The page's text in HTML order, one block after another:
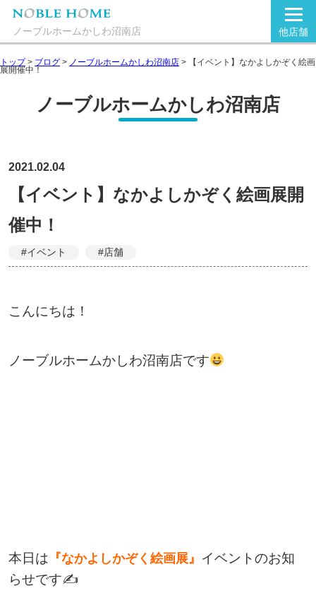
ノーブルホームかしわ沼南店 他店舗
トップ> ブログ > ノーブルホームかしわ沼南店 > 【イベント】なかよしかぞく絵画
展開催中！
ノーブルホームかしわ沼南店
2021.02.04
【イベント】なかよしかぞく絵画展開
催中！
#イベント #店舗
こんにちは！
ノーブルホームかしわ沼南店です
本日は 『なかよしかぞく絵画展』 イベントのお知
らせです✍